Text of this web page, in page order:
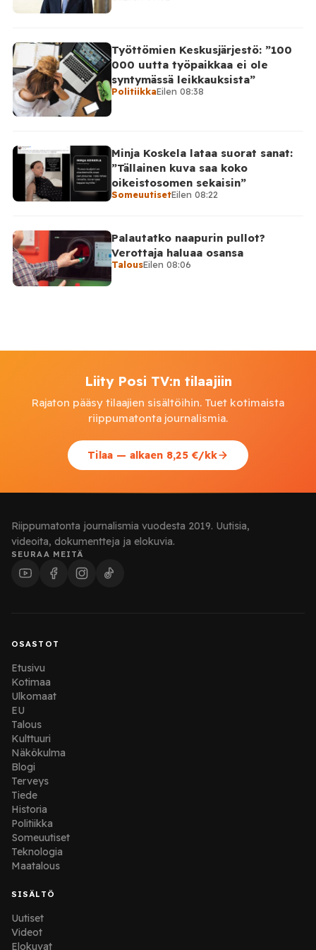
Työttömien Keskusjärjestö: ”100
000 uutta työpaikkaa ei ole
syntymässä leikkauksista”
PolitiikkaEilen 08:38
Minja Koskela lataa suorat sanat:
”Tällainen kuva saa koko
oikeistosomen sekaisin”
SomeuutisetEilen 08:22
Palautatko naapurin pullot?
Verottaja haluaa osansa
TalousEilen 08:06
Liity Posi TV:n tilaajiin
Rajaton pääsy tilaajien sisältöihin. Tuet kotimaista
riippumatonta journalismia.
Tilaa — alkaen 8,25 €/kk
Riippumatonta journalismia vuodesta 2019. Uutisia,
videoita, dokumentteja ja elokuvia.
SEURAA MEITÄ
OSASTOT
Etusivu
Kotimaa
Ulkomaat
EU
Talous
Kulttuuri
Näkökulma
Blogi
Terveys
Tiede
Historia
Politiikka
Someuutiset
Teknologia
Maatalous
SISÄLTÖ
Uutiset
Videot
Elokuvat